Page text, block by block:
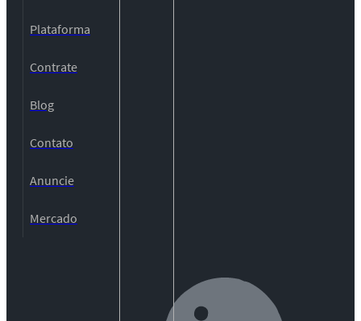
Plataforma
Contrate
Blog
Contato
Anuncie
Mercado